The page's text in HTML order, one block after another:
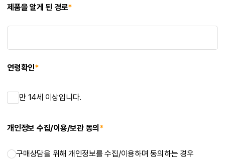
제품을 알게 된 경로*
연령확인*
만 14세 이상입니다.
개인정보 수집/이용/보관 동의 *
구매상담을 위해 개인정보를 수집/이용하며 동의하는 경우